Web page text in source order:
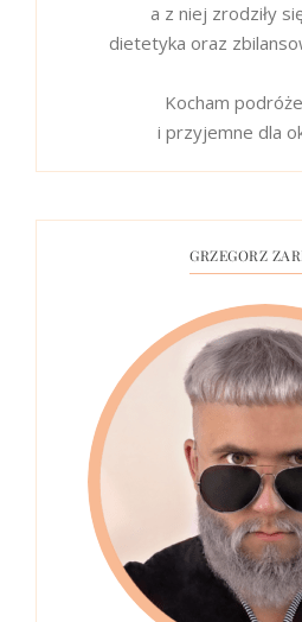
a z niej zrodziły
dietetyka oraz
Kocham
i przyjemne dla
GRZEGORZ